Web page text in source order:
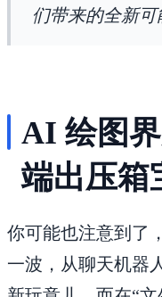
们带来的全新可
AI 绘图
端出压箱
你可能也注意到了
一波，从聊天机器